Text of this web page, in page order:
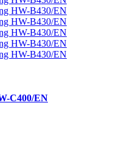
C400/EN